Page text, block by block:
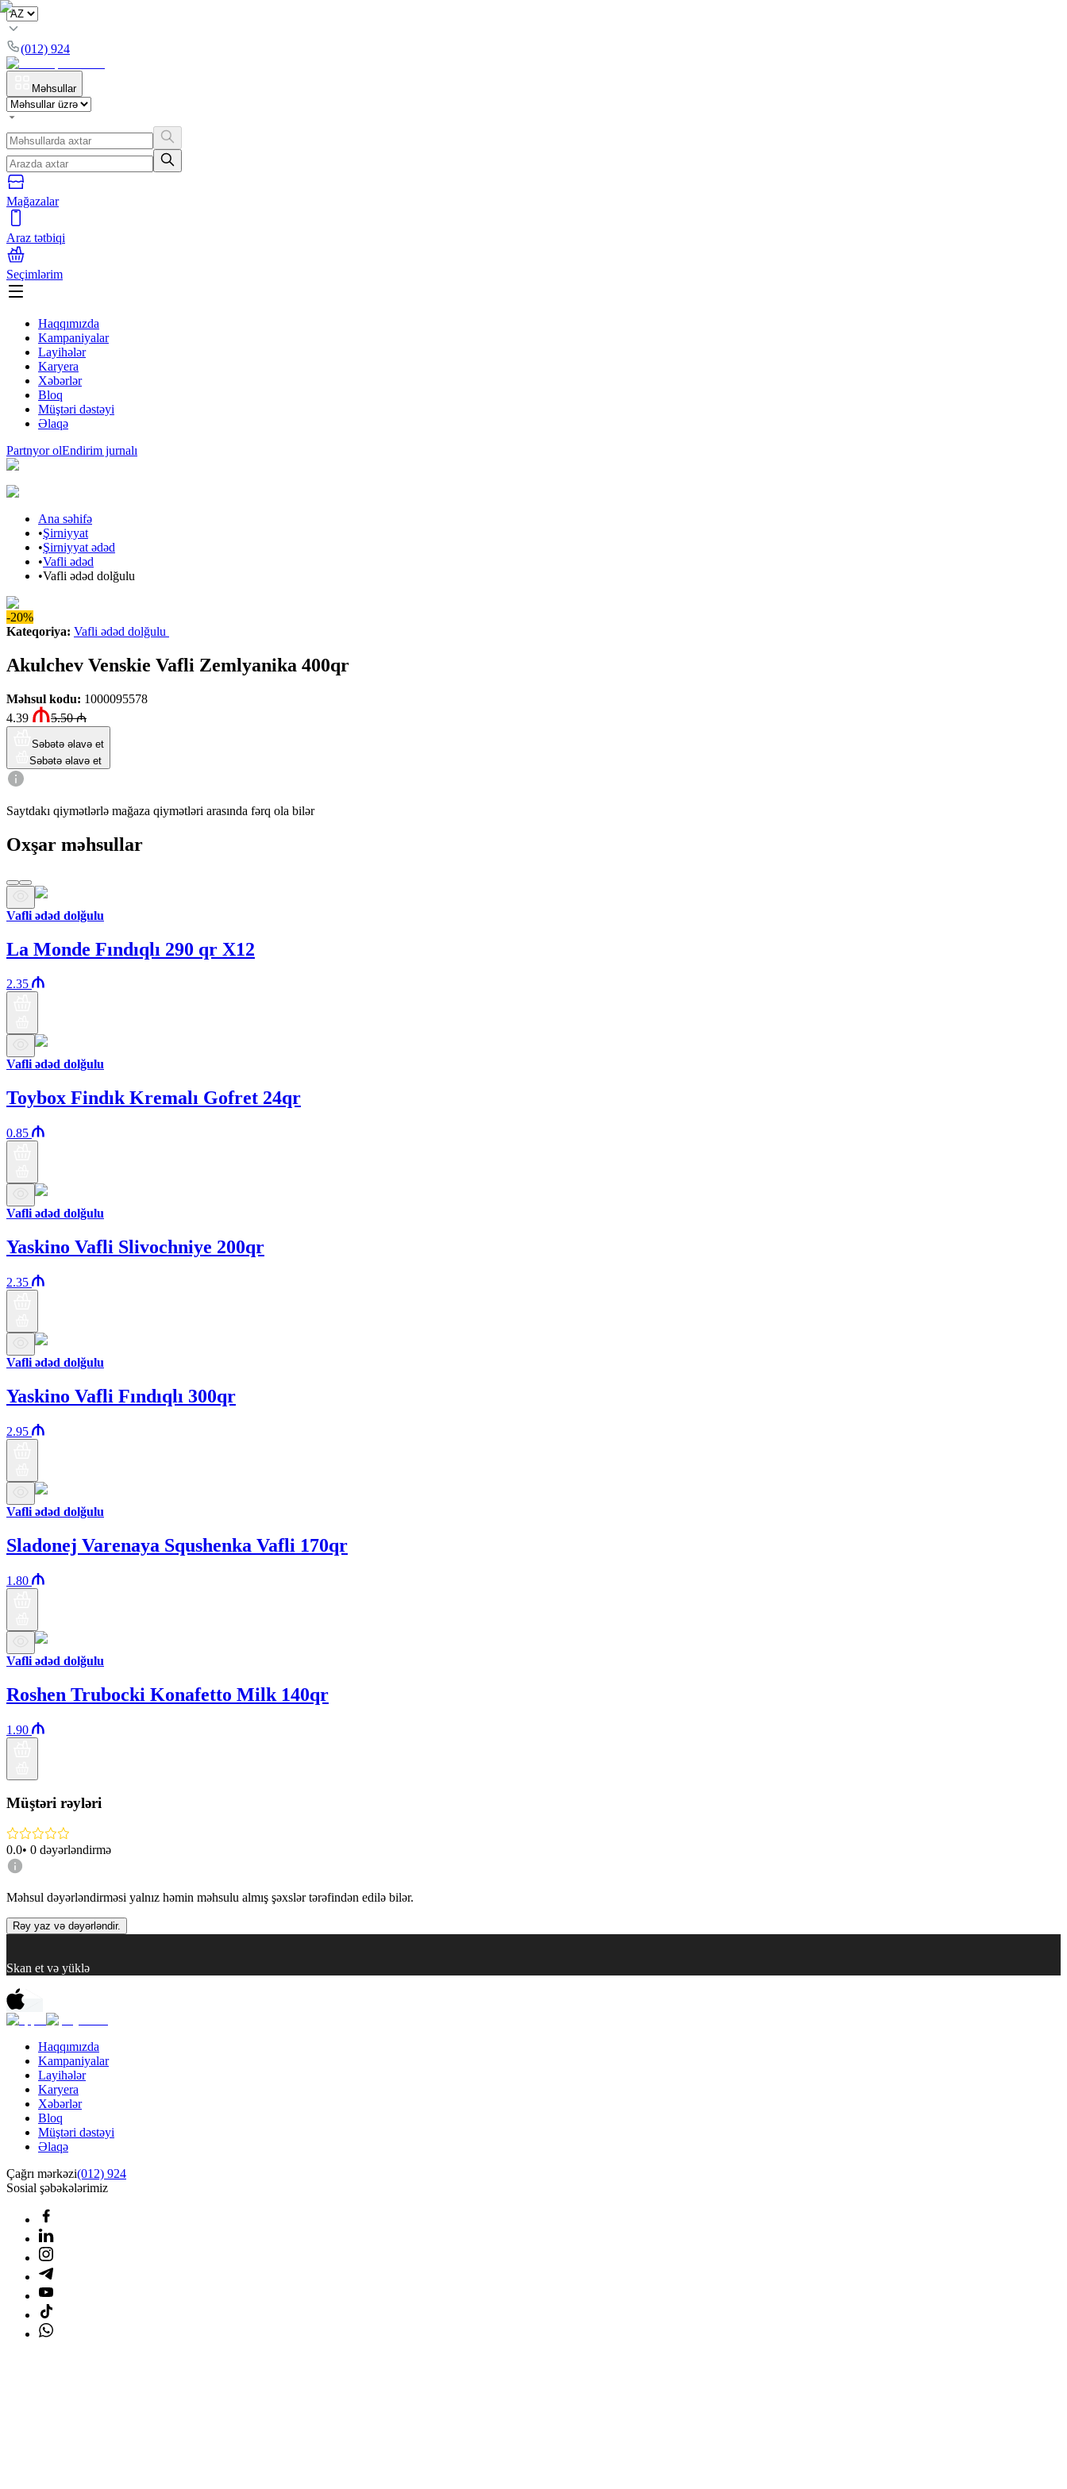
(012) 924
Məhsullar
Mağazalar
Araz tətbiqi
Seçimlərim
Haqqımızda
Kampaniyalar
Layihələr
Karyera
Xəbərlər
Bloq
Müştəri dəstəyi
Əlaqə
Partnyor olEndirim jurnalı
Ana səhifə
•Şirniyyat
•Şirniyyat ədəd
•Vafli ədəd
•Vafli ədəd dolğulu
-20%
Kateqoriya: Vafli ədəd dolğulu
Akulchev Venskie Vafli Zemlyanika 400qr
Məhsul kodu: 1000095578
4.39
5.50₼
Səbətə əlavə et
Səbətə əlavə et
Saytdakı qiymətlərlə mağaza qiymətləri arasında fərq ola bilər
Oxşar məhsullar
Vafli ədəd dolğulu
La Monde Fındıqlı 290 qr X12
2.35
Vafli ədəd dolğulu
Toybox Findık Kremalı Gofret 24qr
0.85
Vafli ədəd dolğulu
Yaskino Vafli Slivochniye 200qr
2.35
Vafli ədəd dolğulu
Yaskino Vafli Fındıqlı 300qr
2.95
Vafli ədəd dolğulu
Sladonej Varenaya Squshenka Vafli 170qr
1.80
Vafli ədəd dolğulu
Roshen Trubocki Konafetto Milk 140qr
1.90
Müştəri rəyləri
0.0• 0 dəyərləndirmə
Məhsul dəyərləndirməsi yalnız həmin məhsulu almış şəxslər tərəfindən edilə bilər.
Rəy yaz və dəyərləndir.
Skan et və yüklə
Haqqımızda
Kampaniyalar
Layihələr
Karyera
Xəbərlər
Bloq
Müştəri dəstəyi
Əlaqə
Çağrı mərkəzi(012) 924
Sosial şəbəkələrimiz